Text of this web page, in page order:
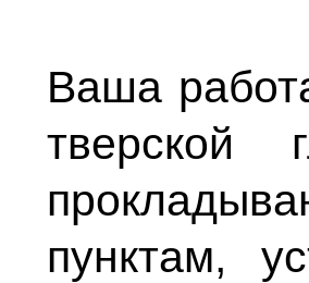
Ваша
пунктам,